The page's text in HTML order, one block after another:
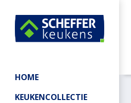
HOME
KEUKENCOLLECTIE